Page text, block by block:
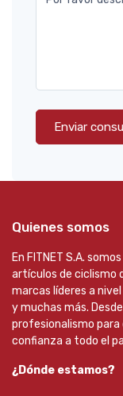
Enviar
Quienes somos
En FITNET S.A.
artículos de ciclismo
marcas líderes a
y muchas más.
profesionalismo
confianza a todo el
¿Dónde estamos?